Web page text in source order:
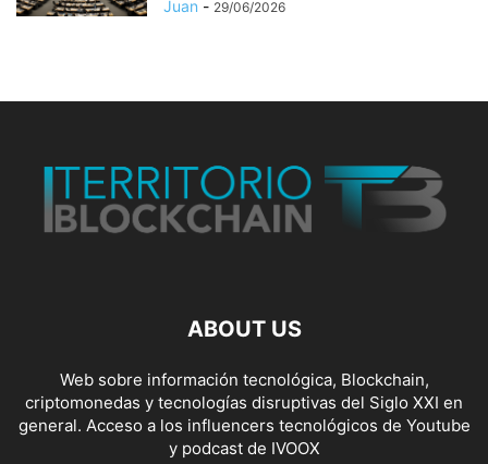
Juan - 29/06/2026
ABOUT US
Web sobre información tecnológica, Blockchain,
criptomonedas y tecnologías disruptivas del Siglo XXI en
general. Acceso a los influencers tecnológicos de Youtube
y podcast de IVOOX